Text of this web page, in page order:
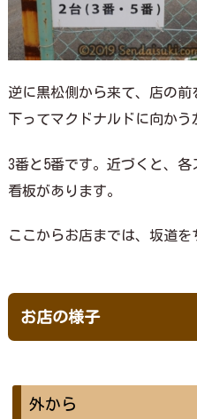
逆に黒松側から来て、店の
下ってマクドナルドに向かう
3番と5番です。近づくと、
看板があります。
ここからお店までは、坂道を
お店の様子
外から